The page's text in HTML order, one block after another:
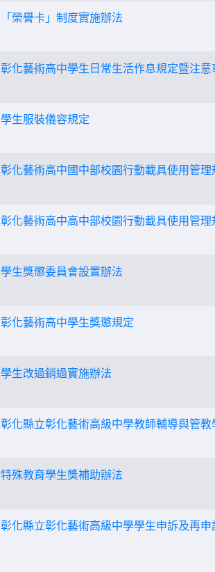
「榮譽卡」制度實施辦法
彰化藝術高中學生日常生活作息規定暨注意
學生服裝儀容規定
彰化藝術高中國中部校園行動載具使用管理
彰化藝術高中高中部校園行動載具使用管理
學生獎懲委員會設置辦法
彰化藝術高中學生獎懲規定
學生改過銷過實施辦法
彰化縣立彰化藝術高級中學教師輔導與管教
特殊教育學生獎補助辦法
彰化縣立彰化藝術高級中學學生申訴及再